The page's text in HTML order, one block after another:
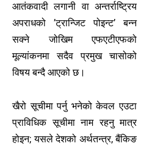
आतंकवादी लगानी वा अन्तर्राष्ट्रिय
अपराधको ’ट्रान्जिट पोइन्ट’ बन्न
सक्ने जोखिम एफएटीएफको
मूल्यांकनमा सदैव प्रमुख चासोको
विषय बन्दै आएको छ।
खैरो सूचीमा पर्नु भनेको केवल एउटा
प्राविधिक सूचीमा नाम रहनु मात्र
होइन; यसले देशको अर्थतन्त्र, बैंकिङ